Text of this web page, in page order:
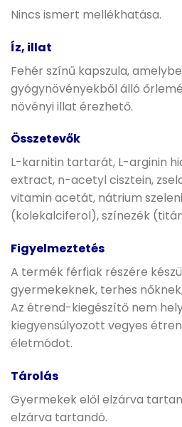
Nincs ismert mellékhatása.
Íz, illat
Fehér színű kapszula,
gyógynövényekből álló
növényi illat érezhető.
Összetevők
L-karnitin tartarát, L-arginin
extract, n-acetyl cisztein,
vitamin acetát, nátrium
(kolekalciferol), színezék
Figyelmeztetés
A termék férfiak részére
gyermekeknek, terhes
Az étrend-kiegészítő nem
kiegyensúlyozott vegyes
életmódot.
Tárolás
Gyermekek elől elzárva
elzárva tartandó.